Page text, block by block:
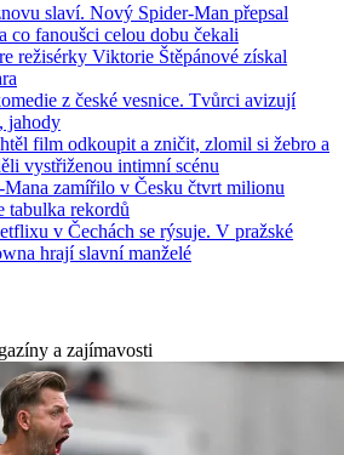
slaví. Nový Spider-Man přepsal
co fanoušci celou dobu čekali
režisérky Viktorie Štěpánové získal
z české vesnice. Tvůrci avizují
jahody
film odkoupit a zničit, zlomil si žebro a
vystřiženou intimní scénu
zamířilo v Česku čtvrt milionu
tabulka rekordů
v Čechách se rýsuje. V pražské
hrají slavní manželé
a zajímavosti